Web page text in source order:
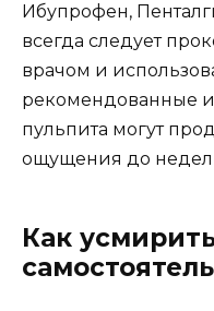
Ибупрофен,
всегда следует
врачом и
рекомендованные
пульпита могут
ощущения до
Как